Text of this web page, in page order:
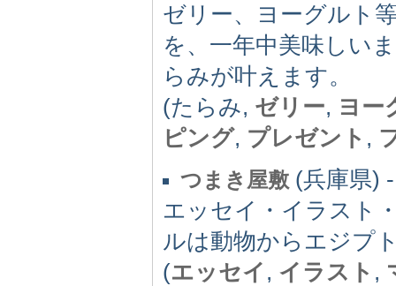
ゼリー、ヨーグルト
を、一年中美味しい
らみが叶えます。
(たらみ, ゼリー, ヨー
ピング, プレゼント ,
つまき屋敷 (兵庫県) -
エッセイ・イラスト
ルは動物からエジプ
(エッセイ , イラスト ,